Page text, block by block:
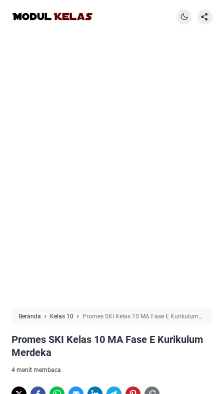
Beranda Kelas 10
Promes SKI Kelas 10 MA Fase E Kurikulum
Promes SKI Kelas 10 MA Fase E Kurikulum
Merdeka
4 menit membaca